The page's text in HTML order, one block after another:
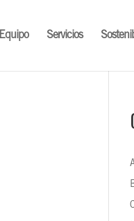
Equipo Servicios